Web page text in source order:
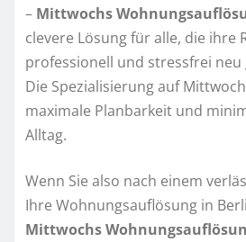
– Mittwochs
clevere Lösung für alle, die ihre
professionell und stressfrei
Die Spezialisierung auf
maximale Planbarkeit und
Alltag.
Wenn Sie also nach einem
Ihre Wohnungsauflösung in
Mittwochs